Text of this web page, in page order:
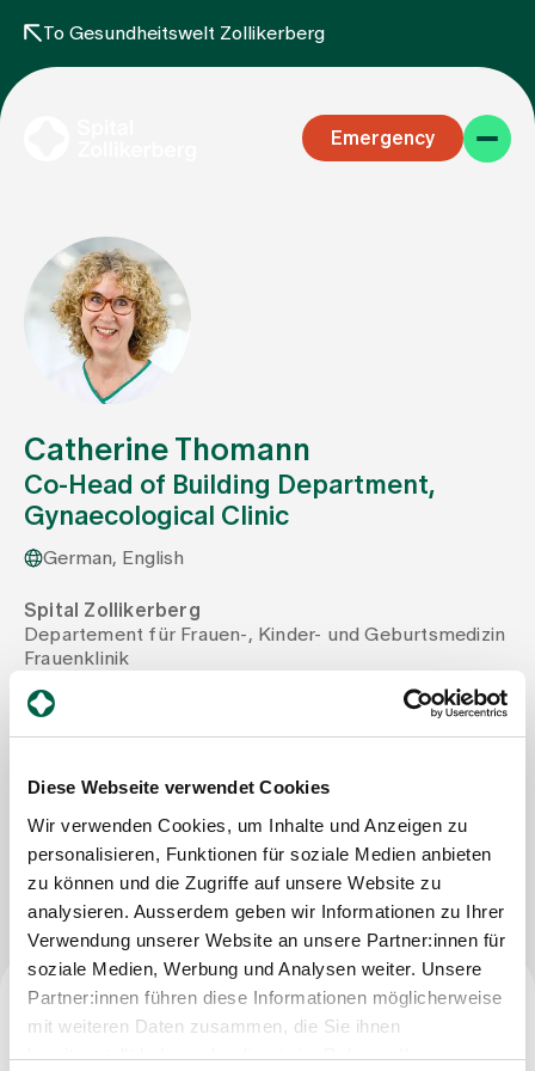
Diese Webseite verwendet Cookies
Wir verwenden Cookies, um Inhalte und Anzeigen zu
personalisieren, Funktionen für soziale Medien anbieten
zu können und die Zugriffe auf unsere Website zu
analysieren. Ausserdem geben wir Informationen zu Ihrer
Verwendung unserer Website an unsere Partner:innen für
soziale Medien, Werbung und Analysen weiter. Unsere
Partner:innen führen diese Informationen möglicherweise
mit weiteren Daten zusammen, die Sie ihnen
bereitgestellt haben oder die sie im Rahmen Ihrer
To Gesundheitswelt Zollikerberg
Emergency
Specialist areas
Stay
Team
Assigning
Latest news
Jobs & Career
Contact us
Baby gallery
Catherine Thomann
Co-Head of Building Department,
Gynaecological Clinic
German, English
Spital Zollikerberg
Departement für Frauen-, Kinder- und Geburtsmedizin
Frauenklinik
8125 Zollikerberg
Tel
+41 44 397 27 73
Write Message
Profession